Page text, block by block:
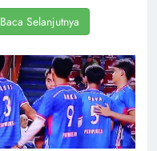
Baca Selanjutnya